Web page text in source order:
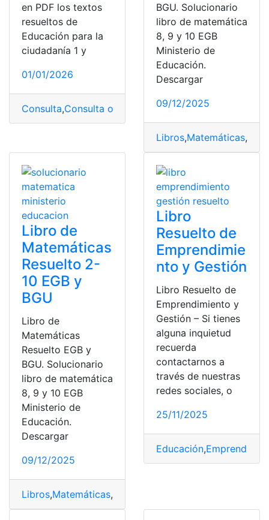
en PDF los textos
resueltos de
Educación para la
ciudadanía 1 y
01/01/2026
Consulta,Consulta online Educación para la
BGU. Solucionario
libro de matemática
8, 9 y 10 EGB
Ministerio de
Educación.
Descargar
09/12/2025
Libros,Matemáticas,
Libro de
Matemáticas
Resuelto 2-
10 EGB y
BGU
Libro de
Matemáticas
Resuelto EGB y
BGU. Solucionario
libro de matemática
8, 9 y 10 EGB
Ministerio de
Educación.
Descargar
09/12/2025
Libros,Matemáticas,
Libro
Resuelto de
Emprendimie
nto y Gestión
Libro Resuelto de
Emprendimiento y
Gestión – Si tienes
alguna inquietud
recuerda
contactarnos a
través de nuestras
redes sociales, o
25/11/2025
Educación,